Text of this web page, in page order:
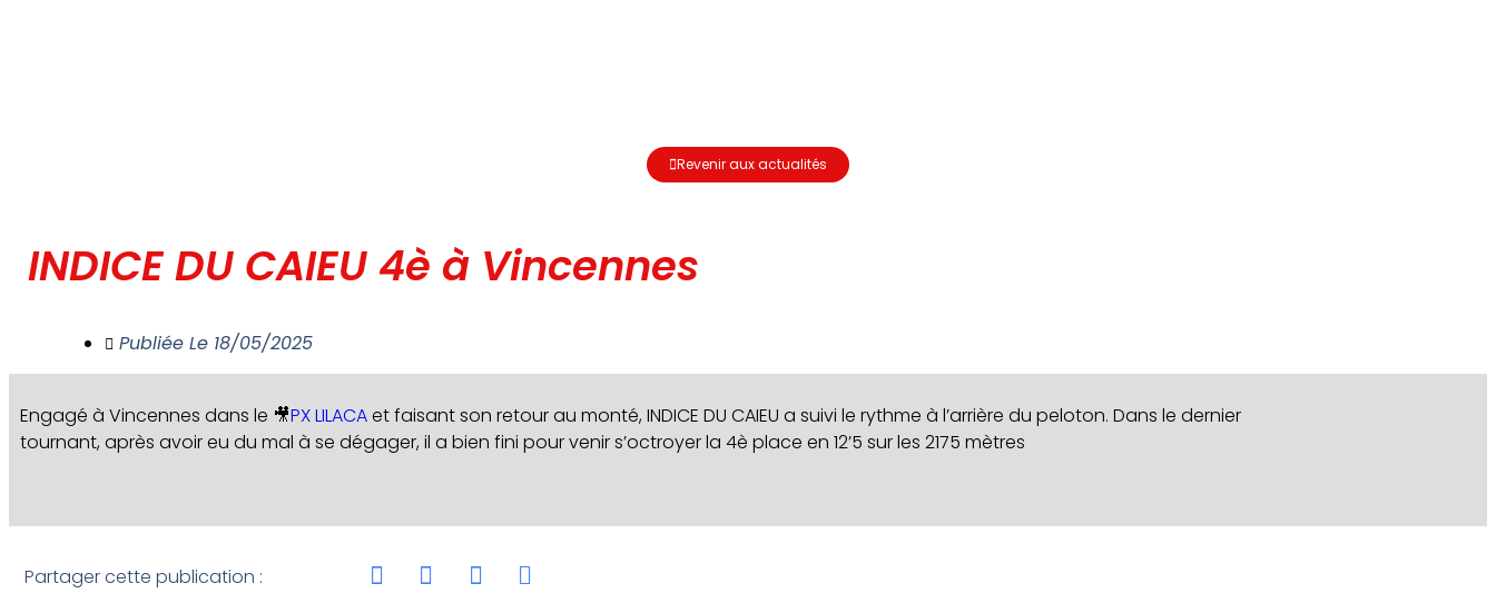
Revenir aux actualités
INDICE DU CAIEU 4è à Vincennes
Publiée Le 18/05/2025
Engagé à Vincennes dans le 🎥PX LILACAet faisant son retour au monté, INDICE DU CAIEU a suivi le rythme à l’arrière du peloton. Dans le dernier
tournant, après avoir eu du mal à se dégager, il a bien fini pour venir s’octroyer la 4è place en 12’5 sur les 2175 mètres
Partager cette publication :